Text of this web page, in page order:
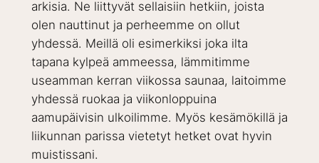
arkisia. Ne liittyvät sellaisiin hetkiin, joista
olen nauttinut ja perheemme on ollut
yhdessä. Meillä oli esimerkiksi joka ilta
tapana kylpeä ammeessa, lämmitimme
useamman kerran viikossa saunaa, laitoimme
yhdessä ruokaa ja viikonloppuina
aamupäivisin ulkoilimme. Myös kesämökillä ja
liikunnan parissa vietetyt hetket ovat hyvin
muistissani.